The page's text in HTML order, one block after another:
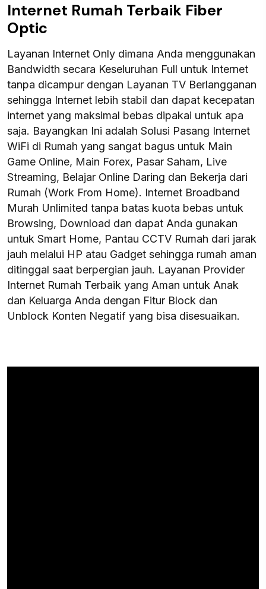
Internet Rumah Terbaik Fiber
Optic
Layanan Internet Only dimana Anda menggunakan
Bandwidth secara Keseluruhan Full untuk Internet
tanpa dicampur dengan Layanan TV Berlangganan
sehingga Internet lebih stabil dan dapat kecepatan
internet yang maksimal bebas dipakai untuk apa
saja. Bayangkan Ini adalah Solusi Pasang Internet
WiFi di Rumah yang sangat bagus untuk Main
Game Online, Main Forex, Pasar Saham, Live
Streaming, Belajar Online Daring dan Bekerja dari
Rumah (Work From Home). Internet Broadband
Murah Unlimited tanpa batas kuota bebas untuk
Browsing, Download dan dapat Anda gunakan
untuk Smart Home, Pantau CCTV Rumah dari jarak
jauh melalui HP atau Gadget sehingga rumah aman
ditinggal saat berpergian jauh. Layanan Provider
Internet Rumah Terbaik yang Aman untuk Anak
dan Keluarga Anda dengan Fitur Block dan
Unblock Konten Negatif yang bisa disesuaikan.